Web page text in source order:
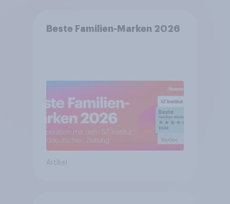
Beste Familien-Marken 2026
Artikel